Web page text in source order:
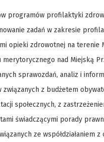
programów profilaktyki
zadań w zakresie
opieki zdrowotnej na terenie
nad Miejską
sprawozdań, analiz i
z budżetem
społecznych, z
świadczącymi porady
ze współdziałaniem